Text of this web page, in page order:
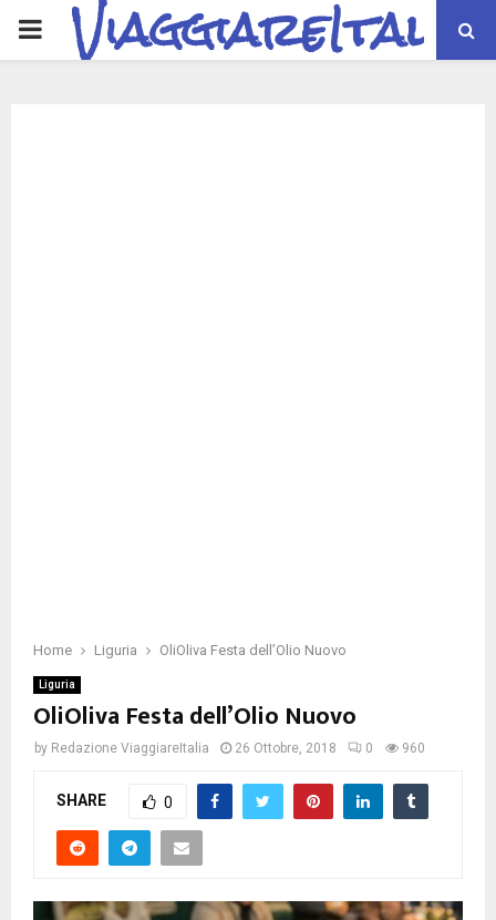
PRIMARYViaggiareItalia
Home Liguria OliOliva Festa dell’Olio Nuovo
Liguria
OliOliva Festa dell’Olio Nuovo
by Redazione ViaggiareItalia 26 Ottobre, 2018 0 960
SHARE 0